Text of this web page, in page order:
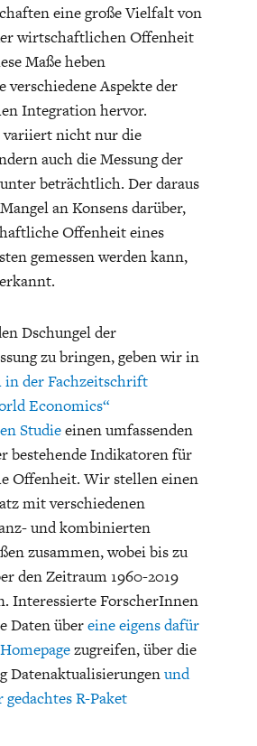
STUFE DER
HÖRSAAL
eine große Vielfalt von
wirtschaftlichen Offenheit
Maße heben
verschiedene Aspekte der
Integration hervor.
variiert nicht nur die
auch die Messung der
beträchtlich. Der daraus
an Konsens darüber,
Offenheit eines
gemessen werden kann,
Dschungel der
zu bringen, geben wir in
der Fachzeitschrift
Economics“
Studieeinen umfassenden
bestehende Indikatoren für
Offenheit. Wir stellen einen
mit verschiedenen
und kombinierten
zusammen, wobei bis zu
den Zeitraum 1960-2019
Interessierte ForscherInnen
Daten übereine eigens dafür
zugreifen, über die
Datenaktualisierungenund
R-Paket